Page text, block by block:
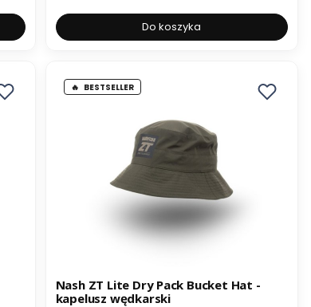
Do koszyka
BESTSELLER
Nash ZT Lite Dry Pack Bucket Hat -
kapelusz wędkarski